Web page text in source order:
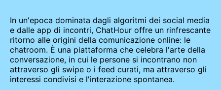
In un'epoca dominata dagli algoritmi dei social media
e dalle app di incontri, ChatHour offre un rinfrescante
ritorno alle origini della comunicazione online: le
chatroom. È una piattaforma che celebra l'arte della
conversazione, in cui le persone si incontrano non
attraverso gli swipe o i feed curati, ma attraverso gli
interessi condivisi e l'interazione spontanea.